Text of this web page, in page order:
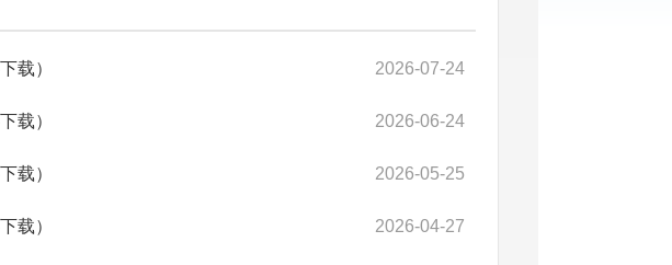
2026-07-24
载）
2026-06-24
载）
2026-05-25
载）
2026-04-27
载）